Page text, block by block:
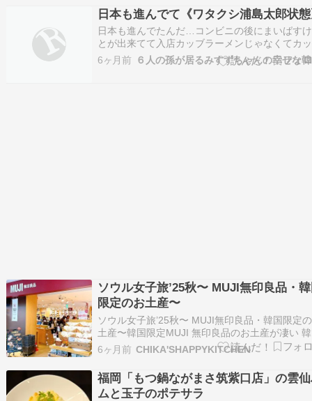
日本も進んでて《ワタクシ浦島太郎状
日本も進んでたんだ…コンビニの後にまいばす
とが出来てて入店カッブラーメンじゃなくてカ
飯とか……辛ラーメンは韓国????????より安い
Ｂ商品カッブラーメン安定の安さ酢とか醤油も
6ヶ月前
ソウル女子旅’25秋〜 MUJI無印良品・
限定のお土産〜
ソウル女子旅’25秋〜 MUJI無印良品・韓国限定
土産〜韓国限定MUJI 無印良品のお土産が凄い
の無印良品でしか買えない、日本未発売のグル
目白押しMUJI KOREA HP 韓国語무인양품
온라인스토어기분 좋은 생활의 시작, 일상의 동반
muji…
6ヶ月前 CHIKA'SHAPPYKITCHEN
福岡「もつ鍋ながまさ筑紫口店」の雲
ムと玉子のポテサラ